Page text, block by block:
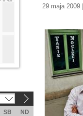
29 maja 2009
SB
ND